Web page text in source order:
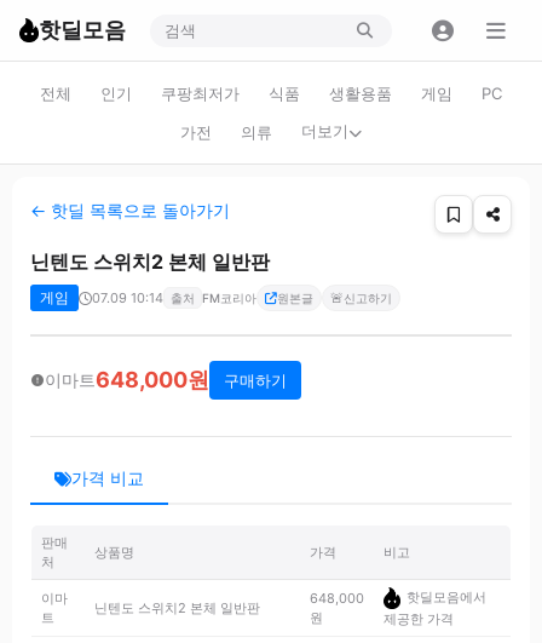
핫딜모음
전체 인기 쿠팡최저가 식품 생활용품 게임
PC
가전
의류 더보기
← 핫딜 목록으로 돌아가기
닌텐도 스위치2 본체 일반판
게임 07.09 10:14 출처 FM코리아 원본글 🚨신고하기
이마트648,000원 구매하기
가격 비교
판매
처
상품명 가격 비고
이마
트
닌텐도 스위치2 본체 일반판
648,000
원
핫딜모음에서
제공한 가격